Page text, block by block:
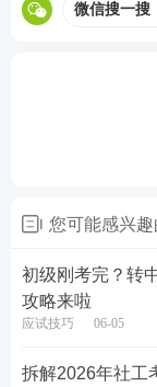
微信搜一搜
您可能感兴
初级刚考完？转
攻略来啦
应试技巧 06-05
拆解2026年社工